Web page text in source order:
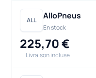
ALL AlloPneus
En stock
225,70 €
Livraison incluse